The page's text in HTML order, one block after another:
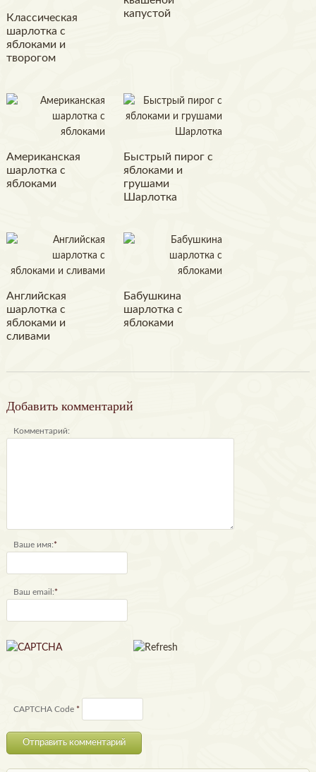
Классическая
шарлотка с
яблоками и
творогом
капустой
Американская
шарлотка с
яблоками
Быстрый пирог с
яблоками и
грушами
Шарлотка
Английская
шарлотка с
яблоками и
сливами
Бабушкина
шарлотка с
яблоками
Добавить комментарий
Комментарий:
Ваше имя:*
Ваш email:*
CAPTCHA Code*